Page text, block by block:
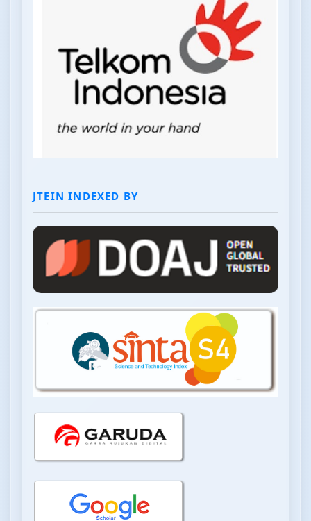
JTEIN INDEXED BY